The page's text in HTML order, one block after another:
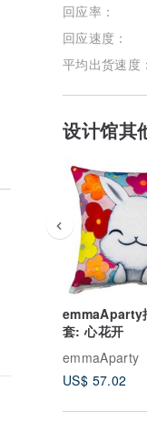
回应率：
回应速度：
平均出货速度：
设计馆其
emmaAparty
套: 心花开
emmaAparty
US$ 57.02